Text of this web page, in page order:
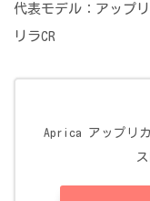
代表モデル：アップ
リラCR
Aprica アップリ